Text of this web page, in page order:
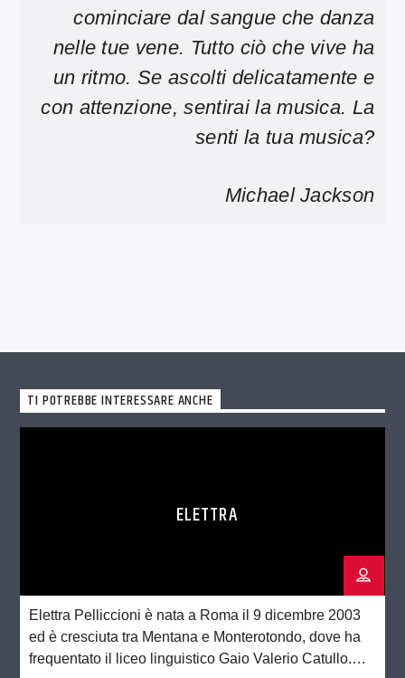
cominciare dal sangue che danza
nelle tue vene. Tutto ciò che vive ha
un ritmo. Se ascolti delicatamente e
con attenzione, sentirai la musica. La
senti la tua musica?
Michael Jackson
TI POTREBBE INTERESSARE ANCHE
ELETTRA
Elettra Pelliccioni è nata a Roma il 9 dicembre 2003
ed è cresciuta tra Mentana e Monterotondo, dove ha
frequentato il liceo linguistico Gaio Valerio Catullo.